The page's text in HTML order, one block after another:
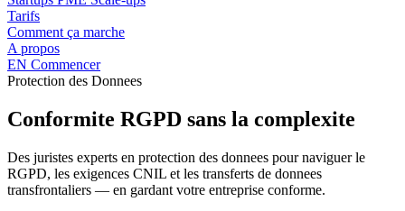
Tarifs
Comment ça marche
A propos
EN Commencer
Protection des Donnees
Conformite RGPD sans la complexite
Des juristes experts en protection des donnees pour naviguer le
RGPD, les exigences CNIL et les transferts de donnees
transfrontaliers — en gardant votre entreprise conforme.